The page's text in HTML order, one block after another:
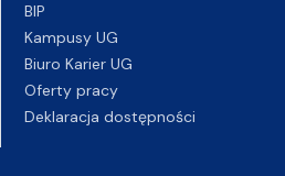
BIP
Kampusy UG
Biuro Karier UG
Oferty pracy
Deklaracja dostępności